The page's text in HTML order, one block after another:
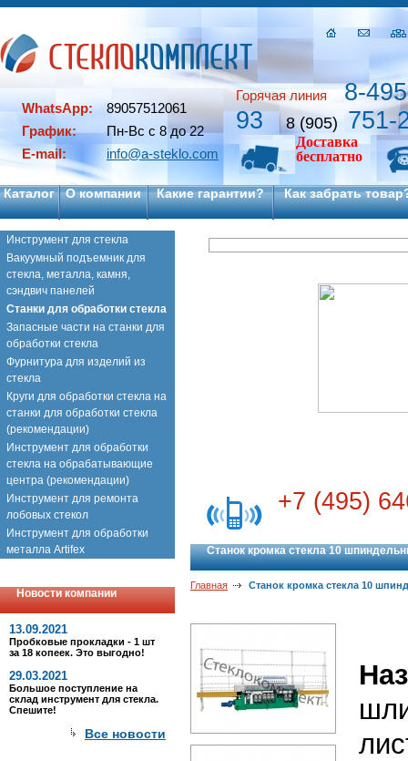
WhatsApp:
89057512061
График:
Пн-Вс с 8 до 22
E-mail:
info@a-steklo.com
Горячая линия
8-
93
8 (905) 751-
Доставка
бесплатно
Каталог О компании Какие гарантии? Как забрать
Инструмент для стекла
Вакуумный подъемник для
стекла, металла, камня,
сэндвич панелей
Станки для обработки стекла
Запасные части на станки для
обработки стекла
Фурнитура для изделий из
стекла
Круги для обработки стекла на
станки для обработки стекла
(рекомендации)
Инструмент для обработки
стекла на обрабатывающие
центра (рекомендации)
Инструмент для ремонта
лобовых стекол
Инструмент для обработки
металла Artifex
Новости компании
13.09.2021
Пробковые прокладки - 1 шт
за 18 копеек. Это выгодно!
29.03.2021
Большое поступление на
склад инструмент для стекла.
Спешите!
Все новости
+7 (495)
Станок кромка стекла 10
Главная Станок кромка стекла 10